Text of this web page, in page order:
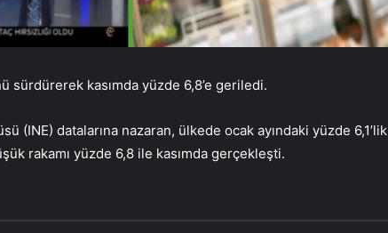
sürdürerek kasımda yüzde 6,8’e geriledi.
(INE) datalarına nazaran, ülkede ocak ayındaki yüzde 6,1’lik
rakamı yüzde 6,8 ile kasımda gerçekleşti.